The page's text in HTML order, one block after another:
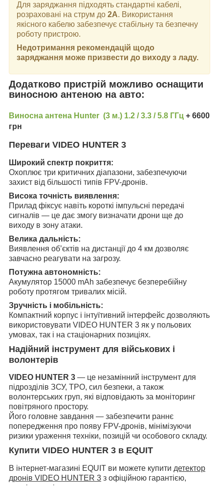
Для заряджання підходять стандартні кабелі,
розраховані на струм до 2А. Використання
якісного кабелю забезпечує стабільну та безпечну
роботу пристрою.
Недотримання рекомендацій щодо
заряджання може призвести до виходу з ладу.
Додатково пристрій можливо оснащити
виносною антеною на авто:
Виносна антена Hunter (3 м.) 1.2 / 3.3 / 5.8 ГГц + 6600
грн
Переваги VIDEO HUNTER 3
Широкий спектр покриття:
Охоплює три критичних діапазони, забезпечуючи
захист від більшості типів FPV-дронів.
Висока точність виявлення:
Прилад фіксує навіть короткі імпульсні передачі
сигналів — це дає змогу визначати дрони ще до
виходу в зону атаки.
Велика дальність:
Виявлення об’єктів на дистанції до 4 км дозволяє
завчасно реагувати на загрозу.
Потужна автономність:
Акумулятор 15000 mAh забезпечує безперебійну
роботу протягом тривалих місій.
Зручність і мобільність:
Компактний корпус і інтуїтивний інтерфейс дозволяють
використовувати VIDEO HUNTER 3 як у польових
умовах, так і на стаціонарних позиціях.
Надійний інструмент для військових і
волонтерів
VIDEO HUNTER 3 — це незамінний інструмент для
підрозділів ЗСУ, ТРО, сил безпеки, а також
волонтерських груп, які відповідають за моніторинг
повітряного простору.
Його головне завдання — забезпечити раннє
попередження про появу FPV-дронів, мінімізуючи
ризики ураження техніки, позицій чи особового складу.
Купити VIDEO HUNTER 3 в EQUIT
В інтернет-магазині EQUIT ви можете купити детектор
дронів VIDEO HUNTER 3 з офіційною гарантією,